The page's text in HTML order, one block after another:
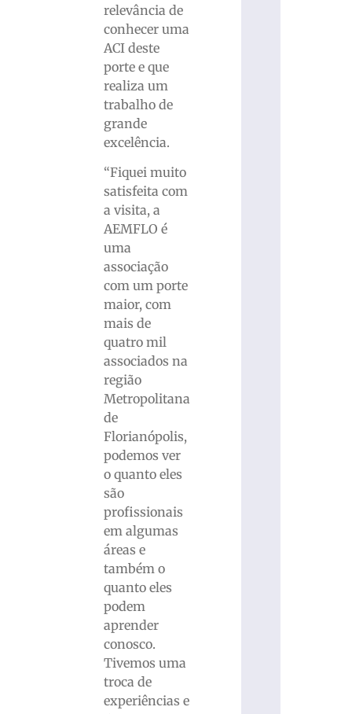
relevância de
conhecer uma
ACI deste
porte e que
realiza um
trabalho de
grande
excelência.
“Fiquei muito
satisfeita com
a visita, a
AEMFLO é
uma
associação
com um porte
maior, com
mais de
quatro mil
associados na
região
Metropolitana
de
Florianópolis,
podemos ver
o quanto eles
são
profissionais
em algumas
áreas e
também o
quanto eles
podem
aprender
conosco.
Tivemos uma
troca de
experiências e